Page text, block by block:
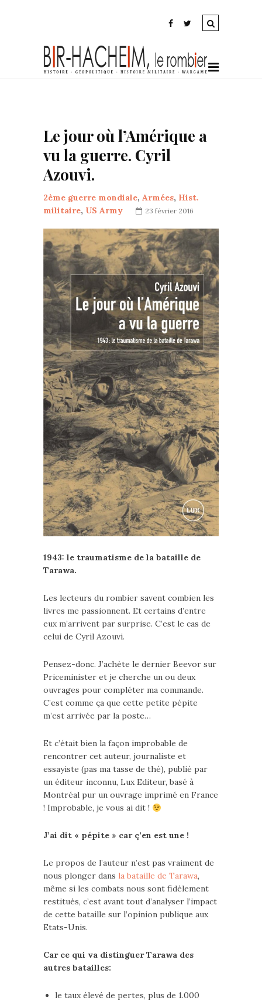
Le jour où l’Amérique a
vu la guerre. Cyril
Azouvi.
2ème guerre mondiale, Armées, Hist.
militaire, US Army 23 février 2016
1943: le traumatisme de la bataille de
Tarawa.
Les lecteurs du rombier savent combien les
livres me passionnent. Et certains d’entre
eux m’arrivent par surprise. C’est le cas de
celui de Cyril Azouvi.
Pensez-donc. J’achète le dernier Beevor sur
Priceminister et je cherche un ou deux
ouvrages pour compléter ma commande.
C’est comme ça que cette petite pépite
m’est arrivée par la poste…
Et c’était bien la façon improbable de
rencontrer cet auteur, journaliste et
essayiste (pas ma tasse de thé), publié par
un éditeur inconnu, Lux Editeur, basé à
Montréal pur un ouvrage imprimé en France
! Improbable, je vous ai dit !
J’ai dit « pépite » car ç’en est une !
Le propos de l’auteur n’est pas vraiment de
nous plonger dans la bataille de Tarawa,
même si les combats nous sont fidèlement
restitués, c’est avant tout d’analyser l’impact
de cette bataille sur l’opinion publique aux
Etats-Unis.
Car ce qui va distinguer Tarawa des
autres batailles:
le taux élevé de pertes, plus de 1.000